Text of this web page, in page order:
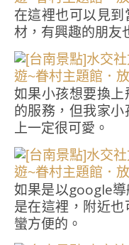
在這裡也可以見
材，有興趣的朋友
如果小孩想要換
的服務，但我家
上一定很可愛。
如果是以google
是在這裡，附近
蠻方便的。